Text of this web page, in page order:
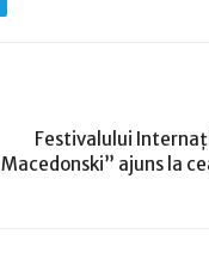
Festivalului
Macedonski” ajuns la